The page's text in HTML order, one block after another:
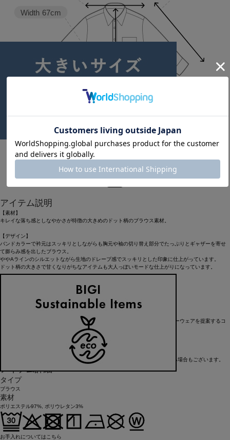
Length 67.5cm
Width 67cm
1
アイテム説明
【素材】
キレイな落ち感としなやかさが特徴の大きめのドット柄のブラウス素材。
【デザイン】
バンドカラーで衿元はスッキリとしながらも胸元や袖の切り替え部分でたっぷりとギャザーを寄せ
て膨らみ感を出したブラウス。
ややAラインのシルエットながら生地のドレープ感でスッキリとした印象に仕上がっています。
ドット柄の大きさで甘くなりがちなアイテムも大人っぽいモードな仕上がりになっています。
「大人げない大人の服」をコンセプトに、大人が着るリラックスしたデイリーウェアを提案するコ
レディースとメンズのアイテムをご用意しています。
※在庫状況によりお取り寄せなどの事情で、商品お届けまで1週間前後かかる場合もございます。
アイテム詳細
タイプ
ブラウス
素材
ポリエステル97%, ポリウレタン3%
お手入れについてはこちら